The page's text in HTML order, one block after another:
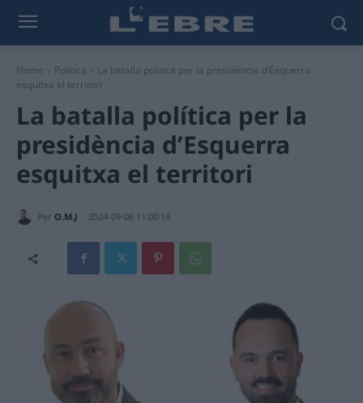
Home Política
La batalla política per la presidència d’Esquerra
esquitxa el territori
La batalla política per la
presidència d’Esquerra
esquitxa el territori
Per O.M.J 2024-09-06 11:00:19